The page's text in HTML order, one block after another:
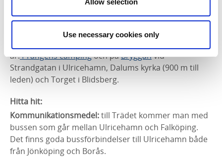
Allow selection
Use necessary cookies only
Lassalyckans friluftsområdesom ligger mer
centralt i Ulricehamn. Du kan enkelt korta av leden
genom att avvika från den och gå ner till rv 46 och ta
är:Prångens campingoch påBrygganvid
Strandgatan i Ulricehamn, Dalums kyrka (900 m till
leden) och Torget i Blidsberg.
Hitta hit:
Kommunikationsmedel:till Trädet kommer man med
bussen som går mellan Ulricehamn och Falköping.
Det finns goda bussförbindelser till Ulricehamn både
från Jönköping och Borås.